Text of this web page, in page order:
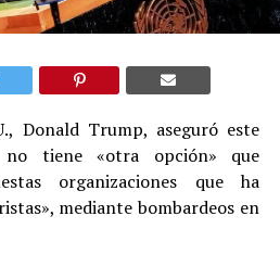
Donald Trump, aseguró este
tiene «otra opción» que
organizaciones que ha
mediante bombardeos en